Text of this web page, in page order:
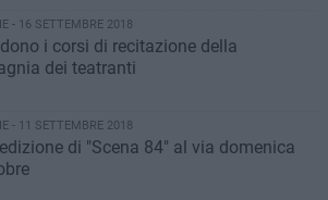
- 16 SETTEMBRE 2018
i corsi di recitazione della
dei teatranti
- 11 SETTEMBRE 2018
di "Scena 84" al via domenica